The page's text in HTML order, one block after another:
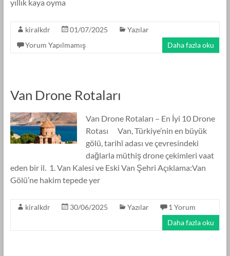
yıllık kaya oyma
kiralkdr 01/07/2025
Yazılar
Yorum Yapılmamış
Daha fazla oku
Van Drone Rotaları
Van Drone Rotaları – En İyi 10 Drone
Rotası Van, Türkiye’nin en büyük
gölü, tarihî adası ve çevresindeki
dağlarla müthiş drone çekimleri vaat
eden bir il. 1. Van Kalesi ve Eski Van Şehri Açıklama:Van
Gölü’ne hakim tepede yer
kiralkdr 30/06/2025 Yazılar
1 Yorum
Daha fazla oku